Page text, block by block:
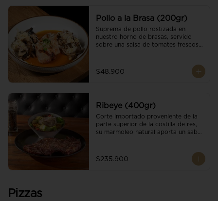
Pollo a la Brasa (200gr)
Suprema de pollo rostizada en
nuestro horno de brasas, servido
sobre una salsa de tomates frescos y
$48.900
Ribeye (400gr)
Corte importado proveniente de la
parte superior de la costilla de res,
su marmoleo natural aporta un sabor
con cristales de sal y mantequilla de
ajo y pimientos. Acompañado de una
$235.900
Pizzas